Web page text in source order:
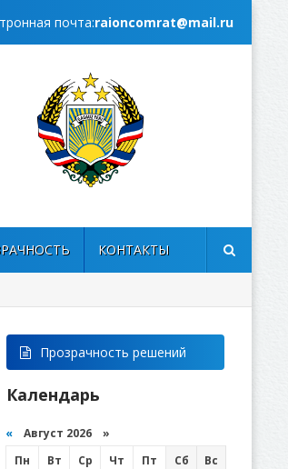
почта:raioncomrat@mail.ru
КОНТАКТЫ
Прозрачность решений
Календарь
« Август 2026 »
Пн
Вт Ср Чт Пт Сб
Вс